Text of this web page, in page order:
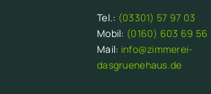
Tel.: (03301) 57 97 03
Mobil: (0160) 603 69 56
Mail: info@zimmerei-
dasgruenehaus.de